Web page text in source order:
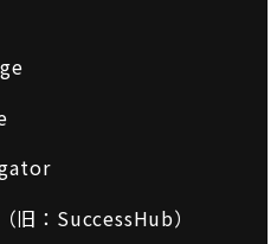
旧：SuccessHub）